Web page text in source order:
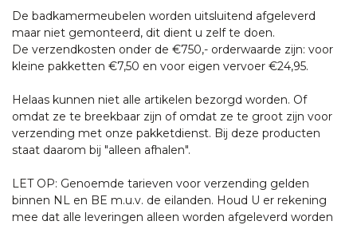
De badkamermeubelen worden uitsluitend afgeleverd
maar niet gemonteerd, dit dient u zelf te doen.
De verzendkosten onder de €750,- orderwaarde zijn: voor
kleine pakketten €7,50 en voor eigen vervoer €24,95.
Helaas kunnen niet alle artikelen bezorgd worden. Of
omdat ze te breekbaar zijn of omdat ze te groot zijn voor
verzending met onze pakketdienst. Bij deze producten
staat daarom bij "alleen afhalen".
LET OP: Genoemde tarieven voor verzending gelden
binnen NL en BE m.u.v. de eilanden. Houd U er rekening
mee dat alle leveringen alleen worden afgeleverd worden